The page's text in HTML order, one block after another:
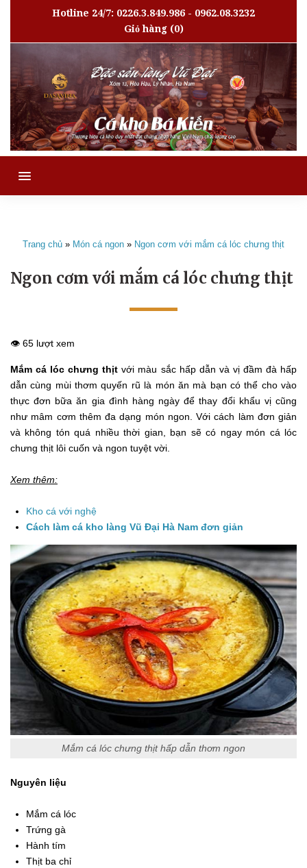
Hotline 24/7: 0226.3.849.986 - 0962.08.3232
Giỏ hàng(0)
MENU
Trang chủ » Món cá ngon » Ngon cơm với mắm cá lóc chưng thịt
Ngon cơm với mắm cá lóc chưng thịt
👁️ 65 lượt xem
Mắm cá lóc chưng thịt với màu sắc hấp dẫn và vị đầm đà hấp
dẫn cùng mùi thơm quyến rũ là món ăn mà bạn có thể cho vào
thực đơn bữa ăn gia đình hàng ngày để thay đổi khẩu vị cũng
như mâm cơm thêm đa dạng món ngon. Với cách làm đơn giản
và không tón quá nhiều thời gian, bạn sẽ có ngay món cá lóc
chưng thịt lôi cuốn và ngon tuyệt vời.
Xem thêm:
Kho cá với nghệ
Cách làm cá kho làng Vũ Đại Hà Nam đơn giản
Mắm cá lóc chưng thịt hấp dẫn thơm ngon
Nguyên liệu
Mắm cá lóc
Trứng gà
Hành tím
Thịt ba chỉ